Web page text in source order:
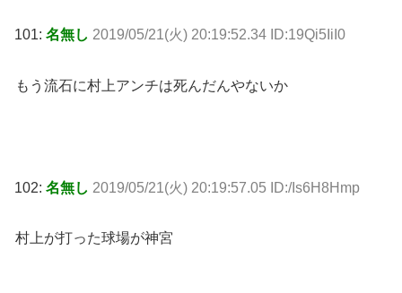
101: 名無し 2019/05/21(火) 20:19:52.34 ID:19Qi5IiI0
もう流石に村上アンチは死んだんやないか
102: 名無し 2019/05/21(火) 20:19:57.05 ID:/Is6H8Hmp
村上が打った球場が神宮